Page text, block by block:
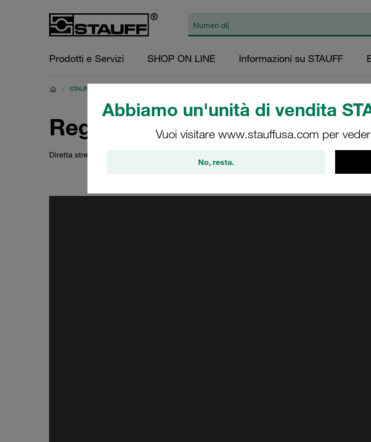
Abbiamo un'unità di vendita
Vuoi visitare www.stauffusa.com per
No, resta.
Prodotti e Servizi SHOP ON LINE Informazioni su STAUFF
/ STAUFF: Now - formazione virtuale
Registrazione in coreano
Diretta streaming STAUFF del 27 aprile 2021